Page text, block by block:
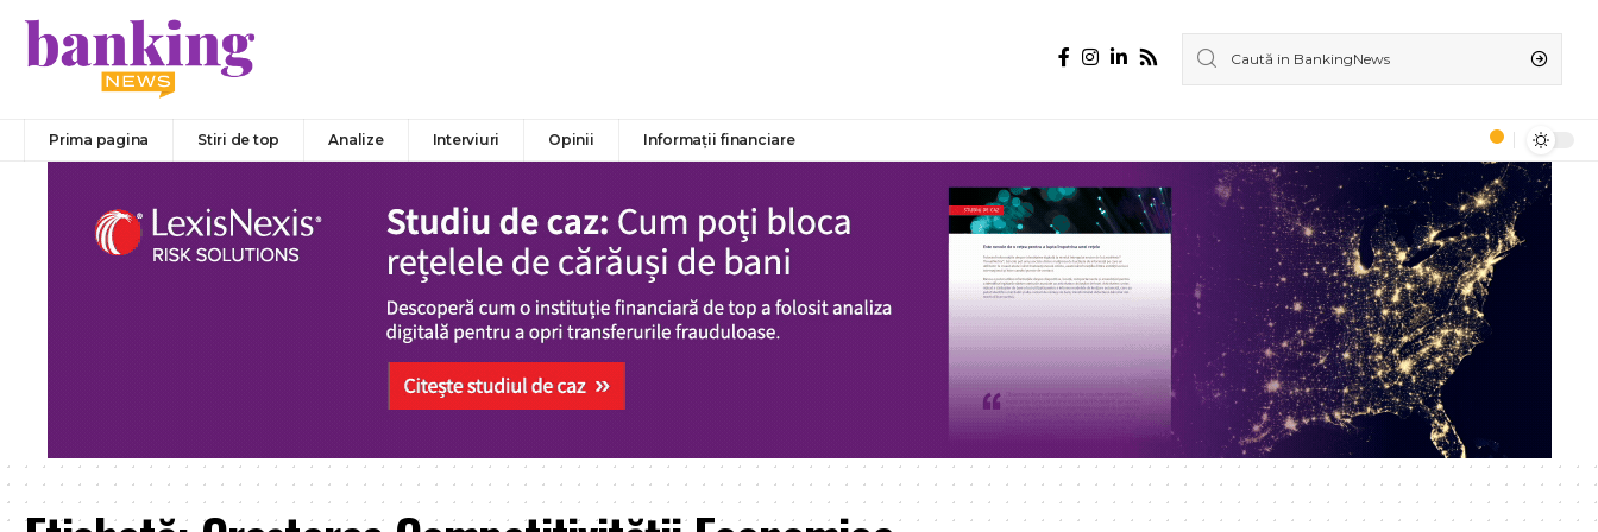
Prima pagina Stiri de top Analize Interviuri Opinii Informații financiare